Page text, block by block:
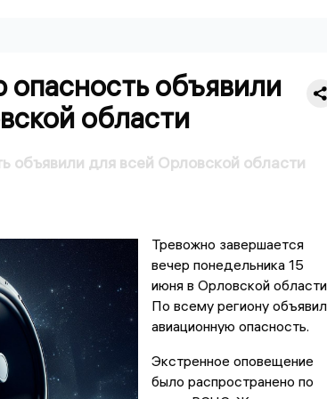
объявили
области
объявили для всей Орловской области
Тревожно завершается
вечер понедельника 15
июня в Орловской
По всему региону
авиационную опасность.
Экстренное оповещение
было распространено по